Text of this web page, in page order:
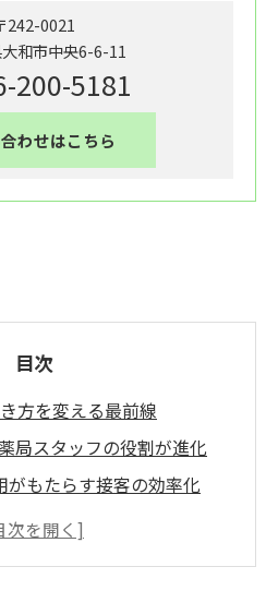
242-0021
和市中央6-6-11
200-5181
わせはこちら
目次
方を変える最前線
局スタッフの役割が進化
がもたらす接客の効率化
る質の高い患者対応とは